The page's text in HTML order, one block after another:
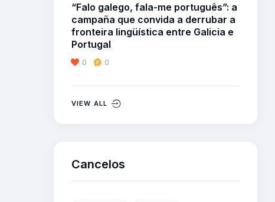
“Falo galego, fala-me português”: a
campaña que convida a derrubar a
fronteira lingüística entre Galicia e
Portugal
0 0
VIEW ALL
Cancelos